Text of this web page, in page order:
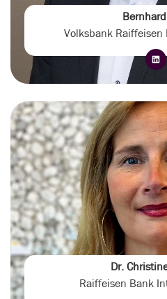
Volksbank Raiffeisen
Dr.
Raiffeisen Bank